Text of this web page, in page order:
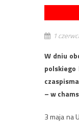
1
W dniu
polskiego
– w
3 maja na